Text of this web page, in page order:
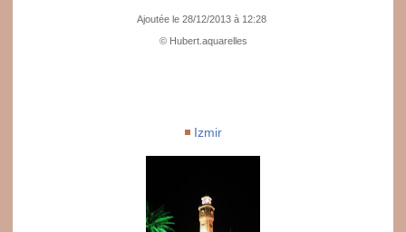
Ajoutée le 28/12/2013 à 12:28
© Hubert.aquarelles
Izmir